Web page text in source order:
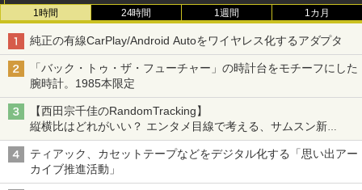
1時間 24時間 1週間 1カ月
純正の有線CarPlay/Android Autoをワイヤレス化するアダプタ
「バック・トゥ・ザ・フューチャー」の時計台をモチーフにした
腕時計。1985本限定
【西田宗千佳のRandomTracking】
縦横比はどれがいい？ エンタメ目線で考える、サムスン新
「Galaxy Z Fold」
ティアック、カセットテープなどをデジタル化する「思い出アー
カイブ推進活動」